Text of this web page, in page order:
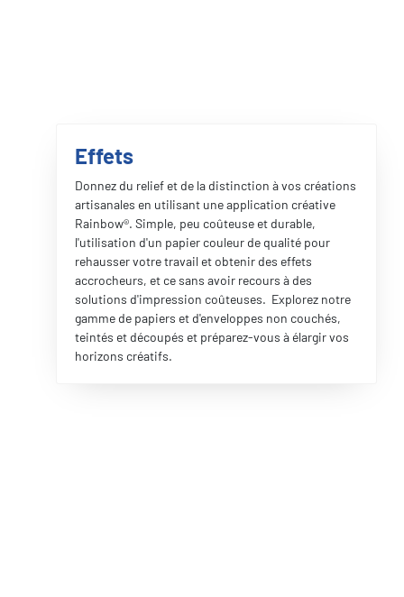
Effets
Donnez du relief et de la distinction à vos créations
artisanales en utilisant une application créative
Rainbow®. Simple, peu coûteuse et durable,
l'utilisation d'un papier couleur de qualité pour
rehausser votre travail et obtenir des effets
accrocheurs, et ce sans avoir recours à des
solutions d'impression coûteuses. Explorez notre
gamme de papiers et d'enveloppes non couchés,
teintés et découpés et préparez-vous à élargir vos
horizons créatifs.